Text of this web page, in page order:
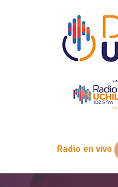
Radio en vivo